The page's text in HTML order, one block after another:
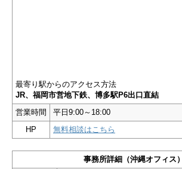
最寄り駅からのアクセス方法
JR、福岡市営地下鉄、博多駅P6出口直結
営業時間
平日9:00～18:00
HP
無料相談はこちら
事務所詳細（沖縄オフィス）